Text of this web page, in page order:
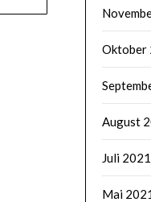
Oktober
August
Juli 2021
Mai